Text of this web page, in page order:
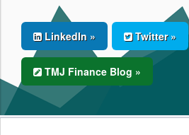
LinkedIn » Twitter »
TMJ Finance Blog »